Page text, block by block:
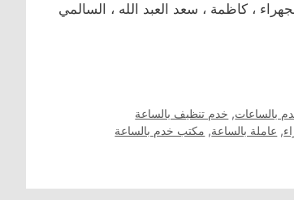
، كاظمة ، سعد العبد الله ، السالمي
بالساعات, خدم تنظيف بالساعة
, عاملة بالساعة, مكتب خدم بالساعة